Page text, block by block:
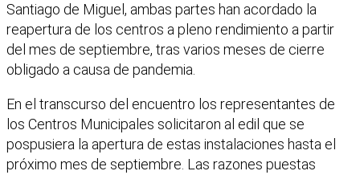
Santiago de Miguel, ambas partes han acordado la
reapertura de los centros a pleno rendimiento a partir
del mes de septiembre, tras varios meses de cierre
obligado a causa de pandemia.
En el transcurso del encuentro los representantes de
los Centros Municipales solicitaron al edil que se
pospusiera la apertura de estas instalaciones hasta el
próximo mes de septiembre. Las razones puestas